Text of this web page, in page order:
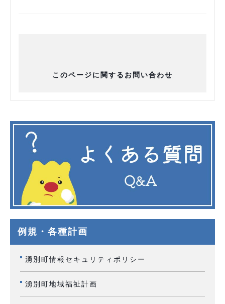
このページに関するお問い合わせ
例規・各種計画
湧別町情報セキュリティポリシー
湧別町地域福祉計画